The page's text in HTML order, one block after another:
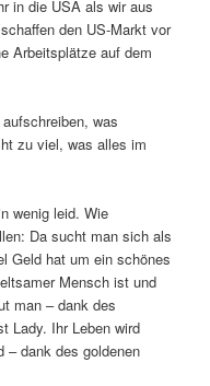
in die USA als wir aus
den US-Markt vor
Arbeitsplätze auf dem
was
zu viel, was alles im
wenig leid. Wie
Da sucht man sich als
Geld hat um ein schönes
Mensch ist und
man – dank des
Lady. Ihr Leben wird
– dank des goldenen